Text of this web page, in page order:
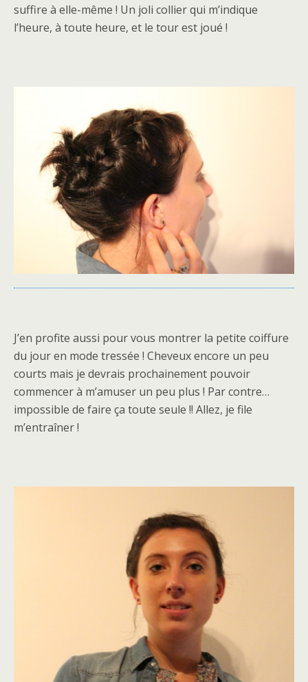
suffire à elle-même ! Un joli collier qui m’indique
l’heure, à toute heure, et le tour est joué !
J’en profite aussi pour vous montrer la petite coiffure
du jour en mode tressée ! Cheveux encore un peu
courts mais je devrais prochainement pouvoir
commencer à m’amuser un peu plus ! Par contre…
impossible de faire ça toute seule !! Allez, je file
m’entraîner !